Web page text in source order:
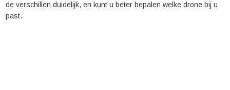
de verschillen duidelijk, en kunt u beter bepalen welke drone bij u
past.